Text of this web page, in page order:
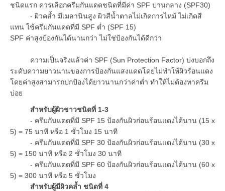
ชนิดแรก ควรเลือกครีมกันแดดชนิดที่มีค่า SPF ปานกลาง (SPF30)
- ผิวคล้ำ มีเมลานินสูง ผิวสีน้ำตาลไม่เกิดการไหม้ ไม่เกิดสี
แทน ใช้ครีมกันแดดที่มี SPF ต่ำ (SPF 15)
SPF ค่าสูงป้องกันได้นานกว่า ไม่ใช่ป้องกันได้ดีกว่า
ความเป็นจริงแล้วค่า SPF (Sun Protection Factor) บ่งบอกถึง
ระดับความยาวนานของการป้องกันแสงแดดโดยไม่ทำให้ผิวร้อนแดง
โดยค่าสูงสามารถปกป้องได้ยาวนานกว่าค่าต่ำ ทำให้ไม่ต้องทาครีม
บ่อย
สำหรับผู้ผิวขาวชนิดที่ 1-3
- ครีมกันแดดที่มี SPF 15 ป้องกันผิวก่อนร้อนแดงได้นาน (15 x
5) = 75 นาที หรือ 1 ชั่วโมง 15 นาที
- ครีมกันแดดที่มี SPF 30 ป้องกันผิวก่อนร้อนแดงได้นาน (30 x
5) = 150 นาที หรือ 2 ชั่วโมง 30 นาที
- ครีมกันแดดที่มี SPF 60 ป้องกันผิวก่อนร้อนแดงได้นาน (60 x
5) = 300 นาที หรือ 5 ชั่วโมง
สำหรับผู้มีผิวคล้ำ ชนิดที่ 4